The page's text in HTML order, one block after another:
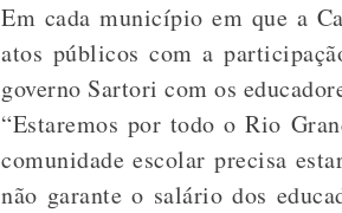
Em cada município em que a
atos públicos com a
governo Sartori com os
“Estaremos por todo o Rio
comunidade escolar precisa
não garante o salário dos